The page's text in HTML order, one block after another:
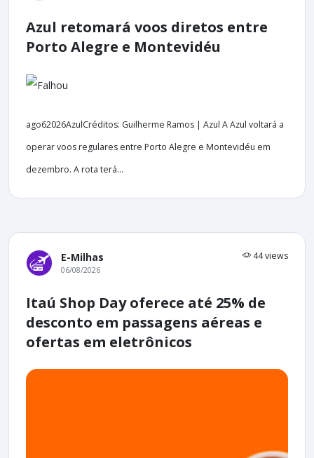
Azul retomará voos diretos entre
Porto Alegre e Montevidéu
ago62026AzulCréditos: Guilherme Ramos | Azul A Azul voltará a
operar voos regulares entre Porto Alegre e Montevidéu em
dezembro. A rota terá...
E-Milhas 44 views
06/08/2026
Itaú Shop Day oferece até 25% de
desconto em passagens aéreas e
ofertas em eletrônicos